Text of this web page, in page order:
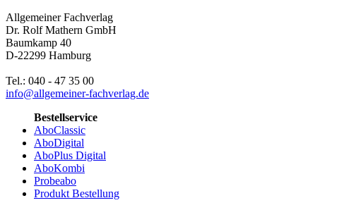
Allgemeiner Fachverlag
Dr. Rolf Mathern GmbH
Baumkamp 40
D-22299 Hamburg
Tel.: 040 - 47 35 00
info@allgemeiner-fachverlag.de
Bestellservice
AboClassic
AboDigital
AboPlus Digital
AboKombi
Probeabo
Produkt Bestellung